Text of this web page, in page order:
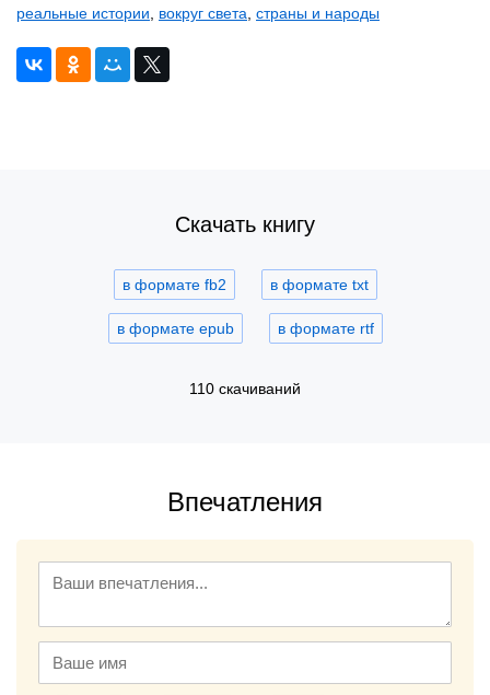
реальные истории
вокруг света страны и народы
Скачать книгу
в формате fb2 в формате txt
в формате epub в формате rtf
110 скачиваний
Впечатления